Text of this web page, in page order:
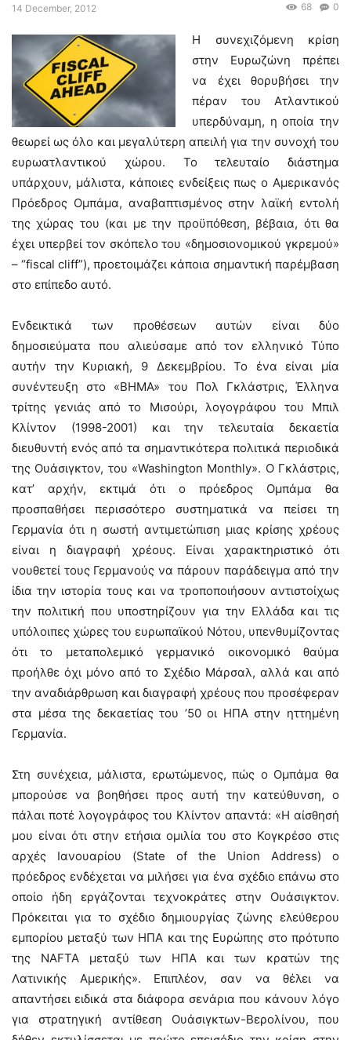
14 December, 2012 0
68
Η συνεχιζόμενη κρίση
στην Ευρωζώνη πρέπει
να έχει θορυβήσει την
πέραν του Ατλαντικού
υπερδύναμη, η οποία την
θεωρεί ως όλο και μεγαλύτερη απειλή για την συνοχή του
ευρωατλαντικού χώρου. Το τελευταίο διάστημα
υπάρχουν, μάλιστα, κάποιες ενδείξεις πως ο Αμερικανός
Πρόεδρος Ομπάμα, αναβαπτισμένος στην λαϊκή εντολή
της χώρας του (και με την προϋπόθεση, βέβαια, ότι θα
έχει υπερβεί τον σκόπελο του «δημοσιονομικού γκρεμού»
– “fiscal cliff”), προετοιμάζει κάποια σημαντική παρέμβαση
στο επίπεδο αυτό.
Ενδεικτικά των προθέσεων αυτών είναι δύο
δημοσιεύματα που αλιεύσαμε από τον ελληνικό Τύπο
αυτήν την Κυριακή, 9 Δεκεμβρίου. Το ένα είναι μία
συνέντευξη στο «ΒΗΜΑ» του Πολ Γκλάστρις, Έλληνα
τρίτης γενιάς από το Μισούρι, λογογράφου του Μπιλ
Κλίντον (1998-2001) και την τελευταία δεκαετία
διευθυντή ενός από τα σημαντικότερα πολιτικά περιοδικά
της Ουάσιγκτον, του «Washington Monthly». Ο Γκλάστρις,
κατ’ αρχήν, εκτιμά ότι ο πρόεδρος Ομπάμα θα
προσπαθήσει περισσότερο συστηματικά να πείσει τη
Γερμανία ότι η σωστή αντιμετώπιση μιας κρίσης χρέους
είναι η διαγραφή χρέους. Είναι χαρακτηριστικό ότι
νουθετεί τους Γερμανούς να πάρουν παράδειγμα από την
ίδια την ιστορία τους και να τροποποιήσουν αντιστοίχως
την πολιτική που υποστηρίζουν για την Ελλάδα και τις
υπόλοιπες χώρες του ευρωπαϊκού Νότου, υπενθυμίζοντας
ότι το μεταπολεμικό γερμανικό οικονομικό θαύμα
προήλθε όχι μόνο από το Σχέδιο Μάρσαλ, αλλά και από
την αναδιάρθρωση και διαγραφή χρέους που προσέφεραν
στα μέσα της δεκαετίας του ’50 οι ΗΠΑ στην ηττημένη
Γερμανία.
Στη συνέχεια, μάλιστα, ερωτώμενος, πώς ο Ομπάμα θα
μπορούσε να βοηθήσει προς αυτή την κατεύθυνση, ο
πάλαι ποτέ λογογράφος του Κλίντον απαντά: «Η αίσθησή
μου είναι ότι στην ετήσια ομιλία του στο Κογκρέσο στις
αρχές Ιανουαρίου (State of the Union Address) o
πρόεδρος ενδέχεται να μιλήσει για ένα σχέδιο επάνω στο
οποίο ήδη εργάζονται τεχνοκράτες στην Ουάσιγκτον.
Πρόκειται για το σχέδιο δημιουργίας ζώνης ελεύθερου
εμπορίου μεταξύ των ΗΠΑ και της Ευρώπης στο πρότυπο
της NAFTA μεταξύ των ΗΠΑ και των κρατών της
Λατινικής Αμερικής». Επιπλέον, σαν να θέλει να
απαντήσει ειδικά στα διάφορα σενάρια που κάνουν λόγο
για στρατηγική αντίθεση Ουάσιγκτων-Βερολίνου, που